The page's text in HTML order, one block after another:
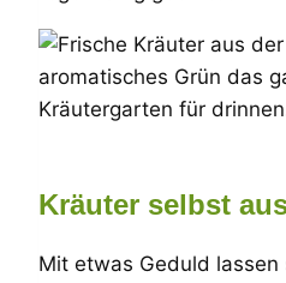
Kräuter selbst
Mit etwas Geduld lassen